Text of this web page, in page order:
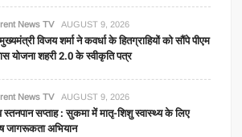
News TV AUGUST 9, 2026
विजय शर्मा ने कवर्धा के हितग्राहियों को सौंपे पीएम
योजना शहरी 2.0 के स्वीकृति पत्र
News TV AUGUST 9, 2026
स्तनपान सप्ताह : सुकमा में मातृ-शिशु स्वास्थ्य के लिए
जागरूकता अभियान